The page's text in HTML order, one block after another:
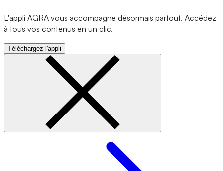
L'appli AGRA vous accompagne désormais partout. Accédez
à tous vos contenus en un clic.
Téléchargez l'appli